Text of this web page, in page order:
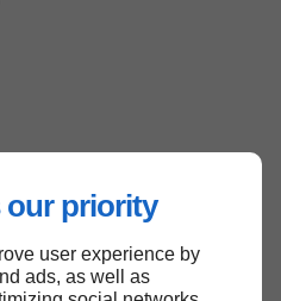
our priority
user experience by
ads, as well as
de page